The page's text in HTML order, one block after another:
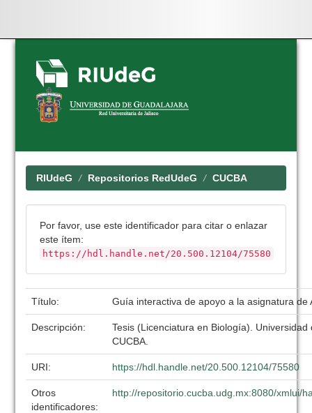
Skip
navigation
RIUdeG Repositorios RedUdeG CUCBA
Por favor, use este identificador para citar o enlazar
este ítem:
https://hdl.handle.net/20.500.12104/75580
Título: Guía interactiva de apoyo a la asignatura de
Descripción:
Tesis (Licenciatura en Biología). Universidad
CUCBA.
URI: https://hdl.handle.net/20.500.12104/75580
Otros
identificadores:
http://repositorio.cucba.udg.mx:8080/xmlui/